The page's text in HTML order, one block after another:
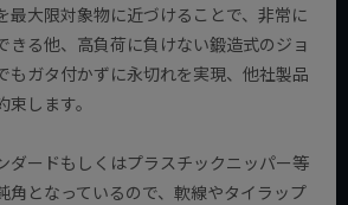
最大限対象物に近づけることで、非常に
きる他、高負荷に負けない鍛造式のジョ
もガタ付かずに永切れを実現、他社製品
します。
ードもしくはプラスチックニッパー等
角となっているので、軟線やタイラップ